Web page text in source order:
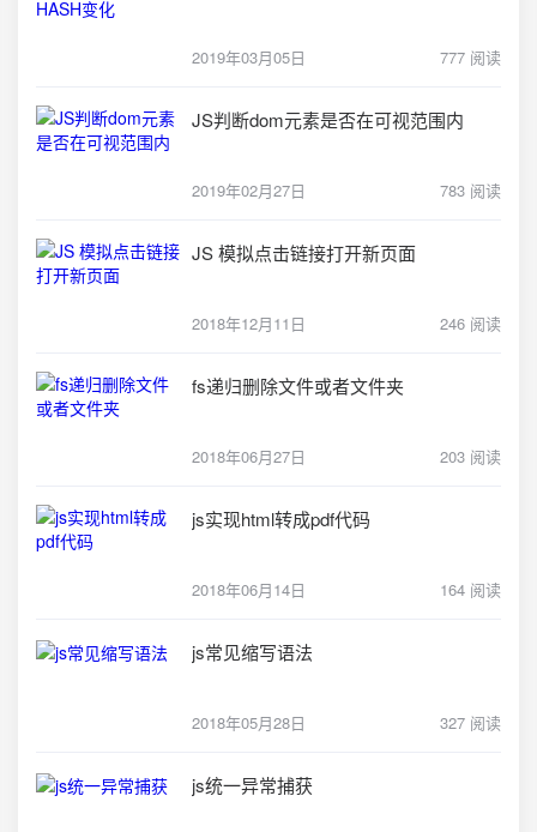
2019年03月05日 777 阅读
JS判断dom元素是否在可视范围内
2019年02月27日 783 阅读
JS 模拟点击链接打开新页面
2018年12月11日 246 阅读
fs递归删除文件或者文件夹
2018年06月27日 203 阅读
js实现html转成pdf代码
2018年06月14日 164 阅读
js常见缩写语法
2018年05月28日 327 阅读
js统一异常捕获